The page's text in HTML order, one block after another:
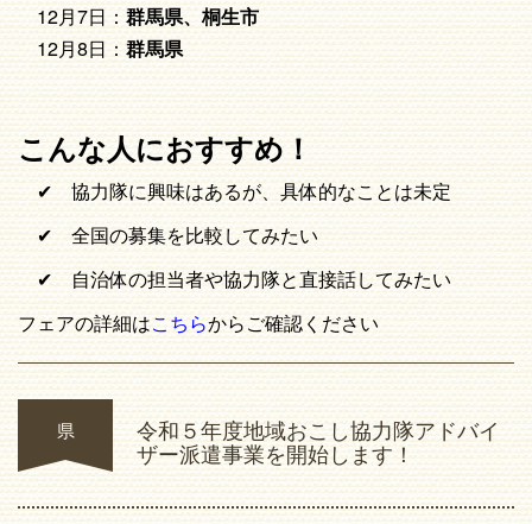
12月7日：群馬県、桐生市
12月8日：群馬県
こんな人におすすめ！
✔ 協力隊に興味はあるが、具体的なことは未定
✔ 全国の募集を比較してみたい
✔ 自治体の担当者や協力隊と直接話してみたい
フェアの詳細はこちらからご確認ください
県 令和５年度地域おこし協力隊アドバイ
ザー派遣事業を開始します！